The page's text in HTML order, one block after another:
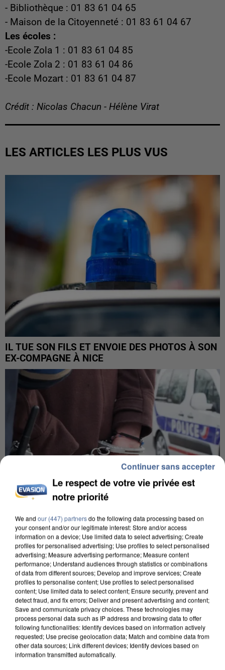
- Bibliothèque : 01 83 61 04 65
- Maison de la Citoyenneté : 01 83 61 04 67
Les écoles :
-Ecole Zola 1 : 01 83 61 04 85
-Ecole Zola 2 : 01 83 61 04 86
-Ecole Mozart : 01 83 61 04 87
Crédit : Nicolas Chacun - Hélène Virat
LES ARTICLES LES PLUS VUS
IL TUE SON FILS ET ENVOIE DES PHOTOS À SON
EX-COMPAGNE À NICE
L’UN DES FONDATEURS SUPPOSÉS DE LA DZ
MAFIA INTERPELLÉ EN ALGÉRIE
Le respect de votre vie privée est
notre priorité
We and our (447) partnersdo the following data processing based on
your consent and/or our legitimate interest: Store and/or access
information on a device; Use limited data to select advertising; Create
profiles for personalised advertising; Use profiles to select personalised
advertising; Measure advertising performance; Measure content
performance; Understand audiences through statistics or combinations
of data from different sources; Develop and improve services; Create
profiles to personalise content; Use profiles to select personalised
content; Use limited data to select content; Ensure security, prevent and
detect fraud, and fix errors; Deliver and present advertising and content;
Save and communicate privacy choices. These technologies may
process personal data such as IP address and browsing data to offer
following functionalities: Identify devices based on information actively
requested; Use precise geolocation data; Match and combine data from
other data sources; Link different devices; Identify devices based on
information transmitted automatically.
Continuer sans accepter